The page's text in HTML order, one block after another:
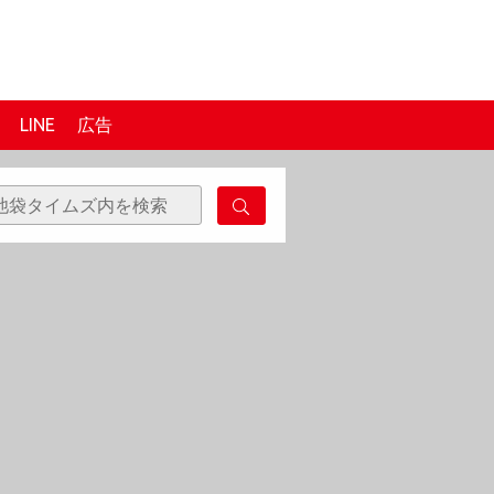
LINE 広告